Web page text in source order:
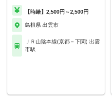
【時給】2,500円～2,500円
島根県 出雲市
ＪＲ山陰本線(京都－下関) 出雲
市駅